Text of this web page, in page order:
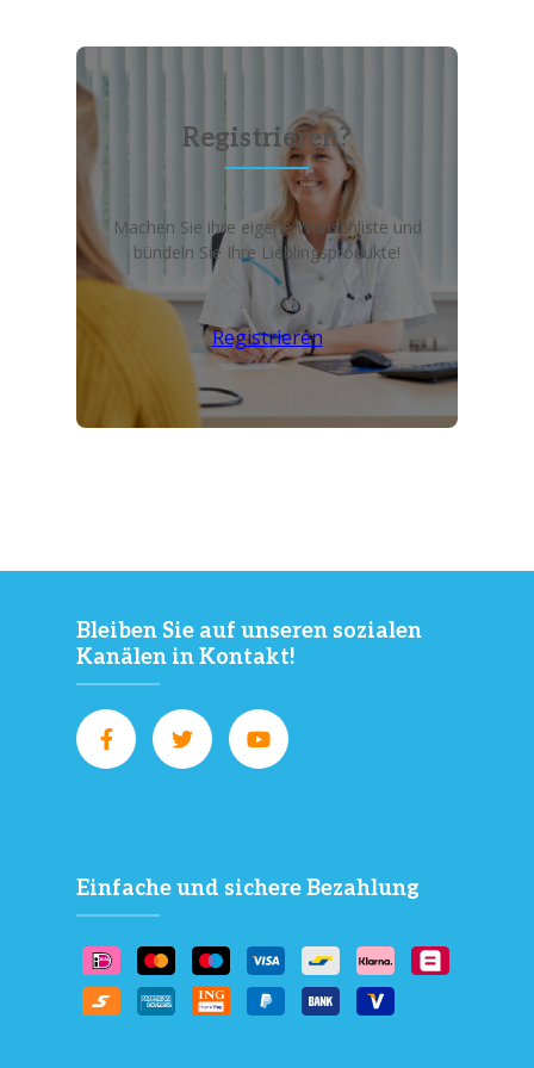
Registrieren?
Machen Sie ihre eigene Wunschliste und
bündeln Sie Ihre Lieblingsprodukte!
Registrieren
Bleiben Sie auf unseren sozialen
Kanälen in Kontakt!
Einfache und sichere Bezahlung